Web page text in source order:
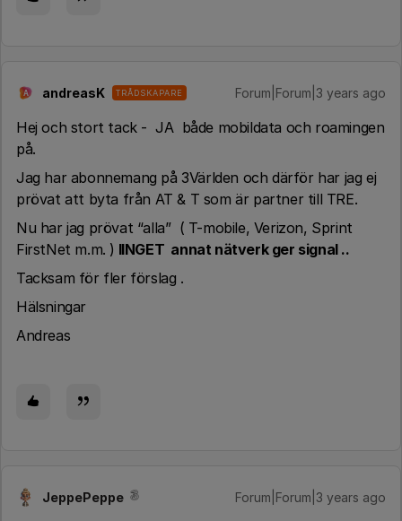
A andreasK TRÅDSKAPARE Forum|Forum|3 years ago
Hej och stort tack - JA både mobildata och roamingen
på.
Jag har abonnemang på 3Världen och därför har jag ej
prövat att byta från AT & T som är partner till TRE.
Nu har jag prövat “alla” ( T-mobile, Verizon, Sprint
FirstNet m.m. ) IINGET annat nätverk ger signal ..
Tacksam för fler förslag .
Hälsningar
Andreas
JeppePeppe Forum|Forum|3 years ago